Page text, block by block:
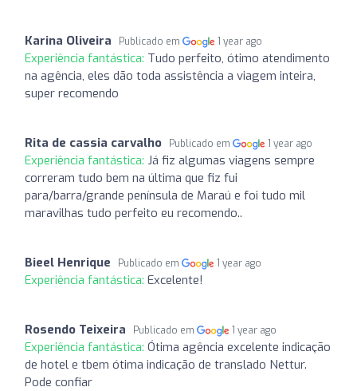
Karina Oliveira Publicado em 1 year ago
Experiência fantástica: Tudo perfeito, ótimo atendimento
na agência, eles dão toda assistência a viagem inteira,
super recomendo
Rita de cassia carvalho Publicado em 1 year ago
Experiência fantástica: Já fiz algumas viagens sempre
correram tudo bem na última que fiz fui
para/barra/grande península de Maraú e foi tudo mil
maravilhas tudo perfeito eu recomendo..
Bieel Henrique Publicado em 1 year ago
Experiência fantástica: Excelente!
Rosendo Teixeira Publicado em 1 year ago
Experiência fantástica: Ótima agência excelente indicação
de hotel e tbem ótima indicação de translado Nettur.
Pode confiar